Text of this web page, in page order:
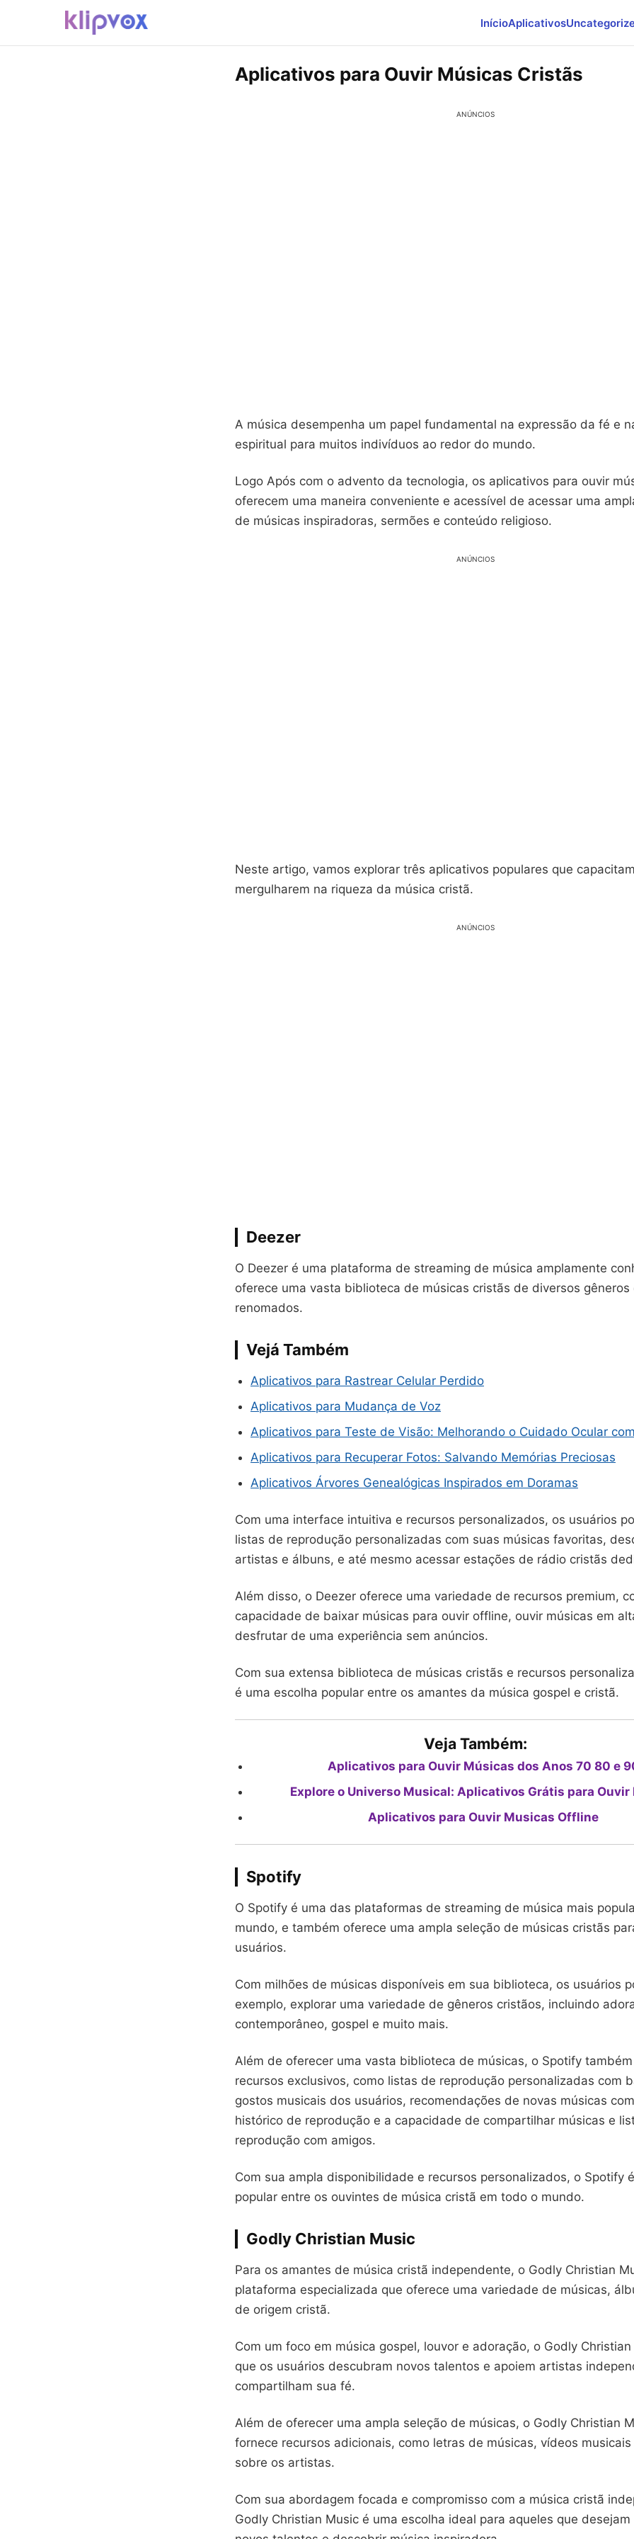
InícioAplicativos
Aplicativos para Ouvir Músicas Cristãs
ANÚNCIOS
A música desempenha um papel fundamental na expressão da fé e
espiritual para muitos indivíduos ao redor do mundo.
Logo Após com o advento da tecnologia, os aplicativos para ouvir
oferecem uma maneira conveniente e acessível de acessar uma
de músicas inspiradoras, sermões e conteúdo religioso.
ANÚNCIOS
Neste artigo, vamos explorar três aplicativos populares que
mergulharem na riqueza da música cristã.
ANÚNCIOS
Deezer
O Deezer é uma plataforma de streaming de música amplamente
oferece uma vasta biblioteca de músicas cristãs de diversos gêneros
renomados.
Vejá Também
Aplicativos para Rastrear Celular Perdido
Aplicativos para Mudança de Voz
Aplicativos para Teste de Visão: Melhorando o Cuidado Ocular
Aplicativos para Recuperar Fotos: Salvando Memórias Preciosas
Aplicativos Árvores Genealógicas Inspirados em Doramas
Com uma interface intuitiva e recursos personalizados, os usuários
listas de reprodução personalizadas com suas músicas favoritas,
artistas e álbuns, e até mesmo acessar estações de rádio cristãs
Além disso, o Deezer oferece uma variedade de recursos premium,
capacidade de baixar músicas para ouvir offline, ouvir músicas em
desfrutar de uma experiência sem anúncios.
Com sua extensa biblioteca de músicas cristãs e recursos
é uma escolha popular entre os amantes da música gospel e cristã.
Veja Também:
Aplicativos para Ouvir Músicas dos Anos 70 80 e
Explore o Universo Musical: Aplicativos Grátis para Ouvir
Aplicativos para Ouvir Musicas Offline
Spotify
O Spotify é uma das plataformas de streaming de música mais
mundo, e também oferece uma ampla seleção de músicas cristãs
usuários.
Com milhões de músicas disponíveis em sua biblioteca, os usuários
exemplo, explorar uma variedade de gêneros cristãos, incluindo
contemporâneo, gospel e muito mais.
Além de oferecer uma vasta biblioteca de músicas, o Spotify
recursos exclusivos, como listas de reprodução personalizadas com
gostos musicais dos usuários, recomendações de novas músicas
histórico de reprodução e a capacidade de compartilhar músicas e
reprodução com amigos.
Com sua ampla disponibilidade e recursos personalizados, o Spotify
popular entre os ouvintes de música cristã em todo o mundo.
Godly Christian Music
Para os amantes de música cristã independente, o Godly Christian
plataforma especializada que oferece uma variedade de músicas,
de origem cristã.
Com um foco em música gospel, louvor e adoração, o Godly
que os usuários descubram novos talentos e apoiem artistas
compartilham sua fé.
Além de oferecer uma ampla seleção de músicas, o Godly Christian
fornece recursos adicionais, como letras de músicas, vídeos
sobre os artistas.
Com sua abordagem focada e compromisso com a música cristã
Godly Christian Music é uma escolha ideal para aqueles que desejam